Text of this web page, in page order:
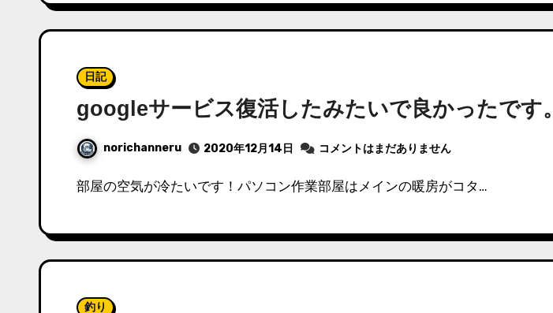
日記
googleサービス復活したみたいで良かったです。
norichanneru 2020年12月14日 コメントはまだありません
部屋の空気が冷たいです！パソコン作業部屋はメインの暖房がコタ…
釣り